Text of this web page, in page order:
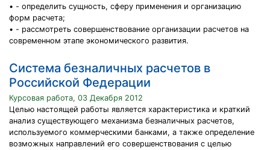
• - определить сущность, сферу применения и организацию
форм расчета;
• - рассмотреть совершенствование организации расчетов на
современном этапе экономического развития.
Система безналичных расчетов в
Российской Федерации
Курсовая работа, 03 Декабря 2012
Целью настоящей работы является характеристика и краткий
анализ существующего механизма безналичных расчетов,
используемого коммерческими банками, а также определение
возможных направлений его совершенствования с целью